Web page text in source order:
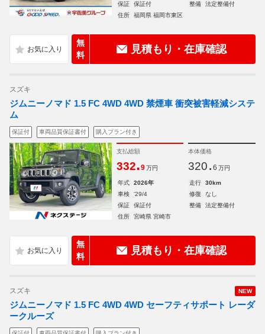
保証
保証付 整備
法定整備付
住所
福岡県 福岡市東区
無
料
見積もり・在庫確認
スズキ
ジムニーノマド 1.5 FC 4WD 4WD 禁煙車 衝突被害軽減システ
ム
保証付 車両品質保証書付 購入プラン付き
支払総額
332.9 万円
本体価格
320. 6 万円
年式 2026年 走行
30km
車検
'29/4 修復
なし
保証
保証付 整備
法定整備付
住所
宮崎県 宮崎市
無
料
見積もり・在庫確認
NEW
スズキ
ジムニーノマド 1.5 FC 4WD 4WD セーフティサポート レーダ
ークルーズ